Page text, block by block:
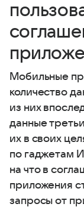
Мобильные
количество
из них
данные
их в своих
по гаджетам
на что в
приложения
запросы от